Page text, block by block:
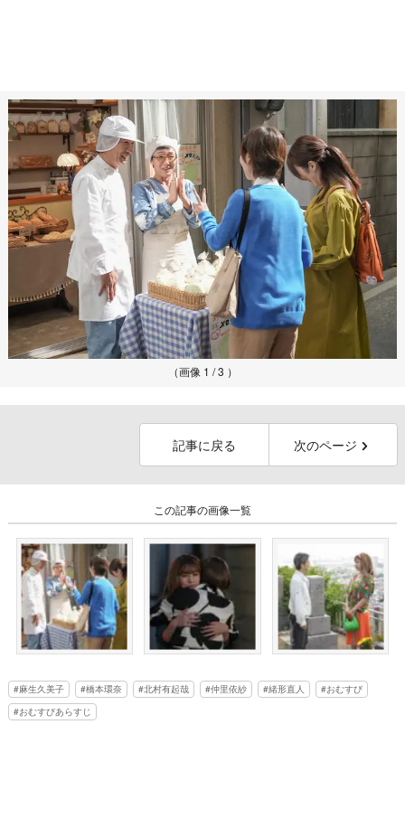
（画像 1 / 3 ）
記事に戻る 次のページ
この記事の画像一覧
麻生久美子 橋本環奈 北村有起哉 仲里依紗 緒形直人
おむすび
おむすびあらすじ